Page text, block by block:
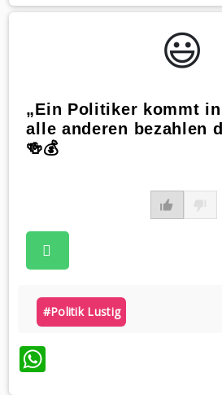
😃️
„Ein Politiker kommt
alle anderen bezahlen
🍻💰
#politik Lustig
WhatsApp